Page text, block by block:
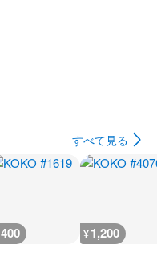
すべて見る
400 ¥1,200